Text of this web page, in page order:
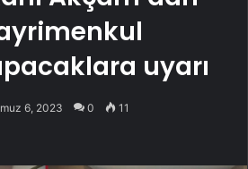
uyarı
6, 2023 0 11